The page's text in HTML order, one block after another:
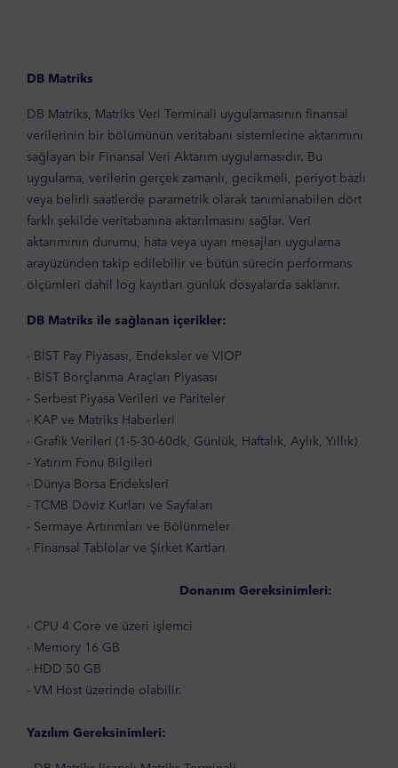
DB Matriks
DB Matriks, Matriks Veri Terminali uygulamasının finansal
verilerinin bir bölümünün veritabanı sistemlerine aktarımını
sağlayan bir Finansal Veri Aktarım uygulamasıdır. Bu
uygulama, verilerin gerçek zamanlı, gecikmeli, periyot bazlı
veya belirli saatlerde parametrik olarak tanımlanabilen dört
farklı şekilde veritabanına aktarılmasını sağlar. Veri
aktarımının durumu, hata veya uyarı mesajları uygulama
arayüzünden takip edilebilir ve bütün sürecin performans
ölçümleri dahil log kayıtları günlük dosyalarda saklanır.
DB Matriks ile sağlanan içerikler:
- BİST Pay Piyasası, Endeksler ve VIOP
- BİST Borçlanma Araçları Piyasası
- Serbest Piyasa Verileri ve Pariteler
- KAP ve Matriks Haberleri
- Grafik Verileri (1-5-30-60dk, Günlük, Haftalık, Aylık, Yıllık)
- Yatırım Fonu Bilgileri
- Dünya Borsa Endeksleri
- TCMB Döviz Kurları ve Sayfaları
- Sermaye Artırımları ve Bölünmeler
- Finansal Tablolar ve Şirket Kartları
Donanım Gereksinimleri:
- CPU 4 Core ve üzeri işlemci
- Memory 16 GB
- HDD 50 GB
- VM Host üzerinde olabilir.
Yazılım Gereksinimleri: